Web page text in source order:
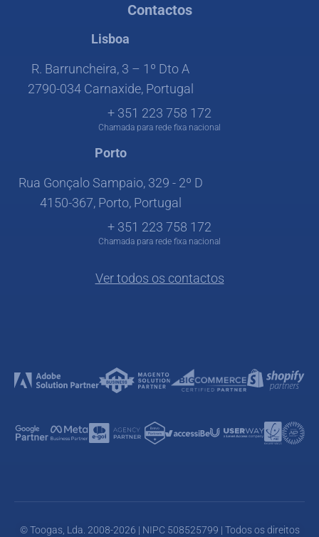
Contactos
Lisboa
R. Barruncheira, 3 – 1º Dto A
2790-034 Carnaxide, Portugal
+ 351 223 758 172
Chamada para rede fixa nacional
Porto
Rua Gonçalo Sampaio, 329 - 2º D
4150-367, Porto, Portugal
+ 351 223 758 172
Chamada para rede fixa nacional
Ver todos os contactos
© Toogas, Lda. 2008-2026 | NIPC 508525799 | Todos os direitos